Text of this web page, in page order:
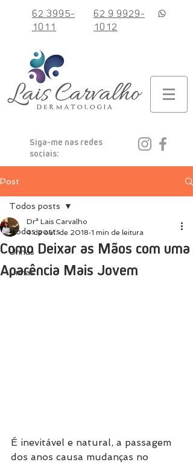
62 3995-
1011
62 9 9929-
1012
Siga-me nas redes
sociais:
Post
Todos posts
Unhas
Unhas
Todos posts
Como Deixar as Mãos com uma
Aparência Mais Jovem
Drª Lais Carvalho
4 de out. de 2018 1 min de leitura
É inevitável e natural, a passagem
dos anos causa mudanças no